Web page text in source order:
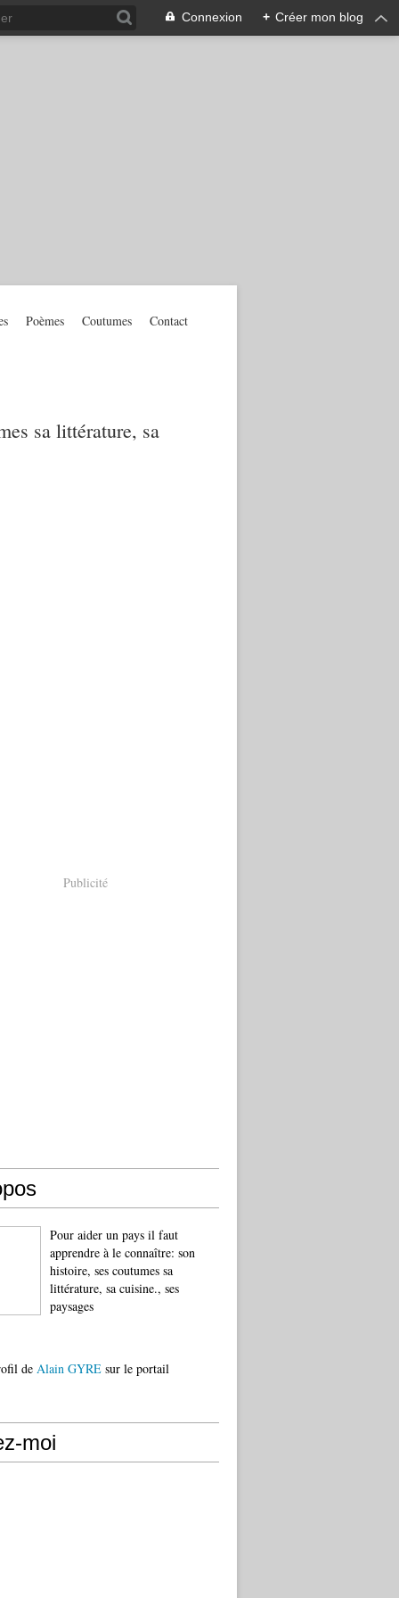
Connexion + Créer mon blog
sa littérature, sa
Poèmes Coutumes Contact
Publicité
Pour aider un pays il faut
apprendre à le connaître: son
histoire, ses coutumes sa
littérature, sa cuisine., ses
paysages
de Alain GYRE sur le portail
moi